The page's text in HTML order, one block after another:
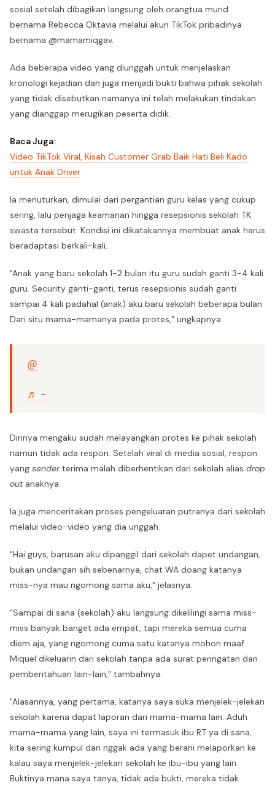
sosial setelah dibagikan langsung oleh orangtua murid
bernama Rebecca Oktavia melalui akun TikTok pribadinya
bernama @mamamiqgav.
Ada beberapa video yang diunggah untuk menjelaskan
kronologi kejadian dan juga menjadi bukti bahwa pihak sekolah
yang tidak disebutkan namanya ini telah melakukan tindakan
yang dianggap merugikan peserta didik.
Baca Juga:
Video TikTok Viral, Kisah Customer Grab Baik Hati Beli Kado
untuk Anak Driver
Ia menuturkan, dimulai dari pergantian guru kelas yang cukup
sering, lalu penjaga keamanan hingga resepsionis sekolah TK
swasta tersebut. Kondisi ini dikatakannya membuat anak harus
beradaptasi berkali-kali.
"Anak yang baru sekolah 1-2 bulan itu guru sudah ganti 3-4 kali
guru. Security ganti-ganti, terus resepsionis sudah ganti
sampai 4 kali padahal (anak) aku baru sekolah beberapa bulan.
Dari situ mama-mamanya pada protes," ungkapnya.
@
♬ -
Dirinya mengaku sudah melayangkan protes ke pihak sekolah
namun tidak ada respon. Setelah viral di media sosial, respon
yang senderterima malah diberhentikan dari sekolah alias drop
out anaknya.
Ia juga menceritakan proses pengeluaran putranya dari sekolah
melalui video-video yang dia unggah.
"Hai guys, barusan aku dipanggil dari sekolah dapet undangan,
bukan undangan sih sebenarnya, chat WA doang katanya
miss-nya mau ngomong sama aku," jelasnya.
"Sampai di sana (sekolah) aku langsung dikelilingi sama miss-
miss banyak banget ada empat, tapi mereka semua cuma
diem aja, yang ngomong cuma satu katanya mohon maaf
Miquel dikeluarin dari sekolah tanpa ada surat peringatan dan
pemberitahuan lain-lain," tambahnya.
"Alasannya, yang pertama, katanya saya suka menjelek-jelekan
sekolah karena dapat laporan dari mama-mama lain. Aduh
mama-mama yang lain, saya ini termasuk ibu RT ya di sana,
kita sering kumpul dan nggak ada yang berani melaporkan ke
kalau saya menjelek-jelekan sekolah ke ibu-ibu yang lain.
Buktinya mana saya tanya, tidak ada bukti, mereka tidak